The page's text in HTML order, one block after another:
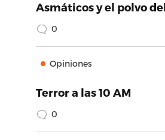
Asmáticos y el polvo
0
Opiniones
Terror a las 10 AM
0